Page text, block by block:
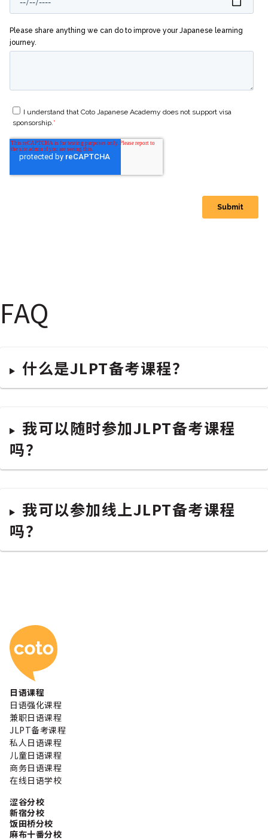
FAQ
什么是JLPT备考课程？
我可以随时参加JLPT备考课程
吗？
我可以参加线上JLPT备考课程
吗？
Coto 日本语学校
日语课程
日语强化课程
兼职日语课程
JLPT备考课程
私人日语课程
儿童日语课程
商务日语课程
在线日语学校
涩谷分校
新宿分校
饭田桥分校
麻布十番分校